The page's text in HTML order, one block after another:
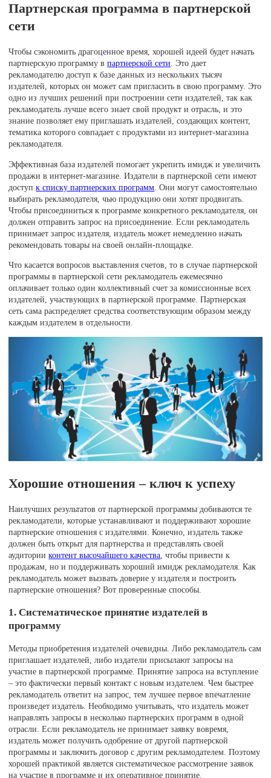
Партнерская программа в партнерской
сети
Чтобы сэкономить драгоценное время, хорошей идеей будет начать
партнерскую программу впартнерской сети. Это дает
рекламодателю доступ к базе данных из нескольких тысяч
издателей, которых он может сам пригласить в свою программу. Это
одно из лучших решений при построении сети издателей, так как
рекламодатель лучше всего знает свой продукт и отрасль, и это
знание позволяет ему приглашать издателей, создающих контент,
тематика которого совпадает с продуктами из интернет-магазина
рекламодателя.
Эффективная база издателей помогает укрепить имидж и увеличить
продажи в интернет-магазине. Издатели в партнерской сети имеют
доступк списку партнерских программ . Они могут самостоятельно
выбирать рекламодателя, чью продукцию они хотят продвигать.
Чтобы присоединиться к программе конкретного рекламодателя, он
должен отправить запрос на присоединение. Если рекламодатель
принимает запрос издателя, издатель может немедленно начать
рекомендовать товары на своей онлайн-площадке.
Что касается вопросов выставления счетов, то в случае партнерской
программы в партнерской сети рекламодатель ежемесячно
оплачивает только один коллективный счет за комиссионные всех
издателей, участвующих в партнерской программе. Партнерская
сеть сама распределяет средства соответствующим образом между
каждым издателем в отдельности.
Хорошие отношения – ключ к успеху
Наилучших результатов от партнерской программы добиваются те
рекламодатели, которые устанавливают и поддерживают хорошие
партнерские отношения с издателями. Конечно, издатель также
должен быть открыт для партнерства и представлять своей
аудиторииконтент высочайшего качества , чтобы привести к
продажам, но и поддерживать хороший имидж рекламодателя. Как
рекламодатель может вызвать доверие у издателя и построить
партнерские отношения? Вот проверенные способы.
1. Систематическое принятие издателей в
программу
Методы приобретения издателей очевидны. Либо рекламодатель сам
приглашает издателей, либо издатели присылают запросы на
участие в партнерской программе. Принятие запроса на вступление
– это фактически первый контакт с новым издателем. Чем быстрее
рекламодатель ответит на запрос, тем лучшее первое впечатление
произведет издатель. Необходимо учитывать, что издатель может
направлять запросы в несколько партнерских программ в одной
отрасли. Если рекламодатель не принимает заявку вовремя,
издатель может получить одобрение от другой партнерской
программы и заключить договор с другим рекламодателем. Поэтому
хорошей практикой является систематическое рассмотрение заявок
на участие в программе и их оперативное принятие.